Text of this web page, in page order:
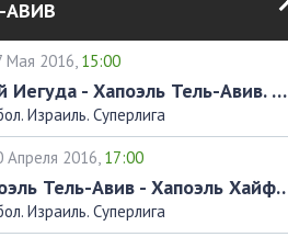
АВИВ
Мая 2016, 15:00
Бней Иегуда - Хапоэль Тель-Авив. Обзор матча
Израиль. Суперлига
Апреля 2016, 17:00
Хапоэль Тель-Авив -
Израиль. Суперлига